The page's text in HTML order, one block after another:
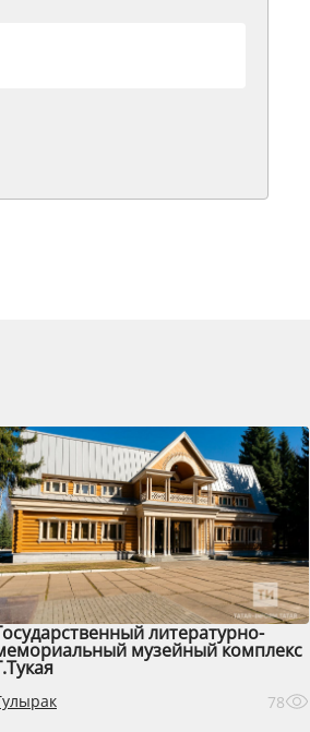
литературно-
музейный комплекс
78